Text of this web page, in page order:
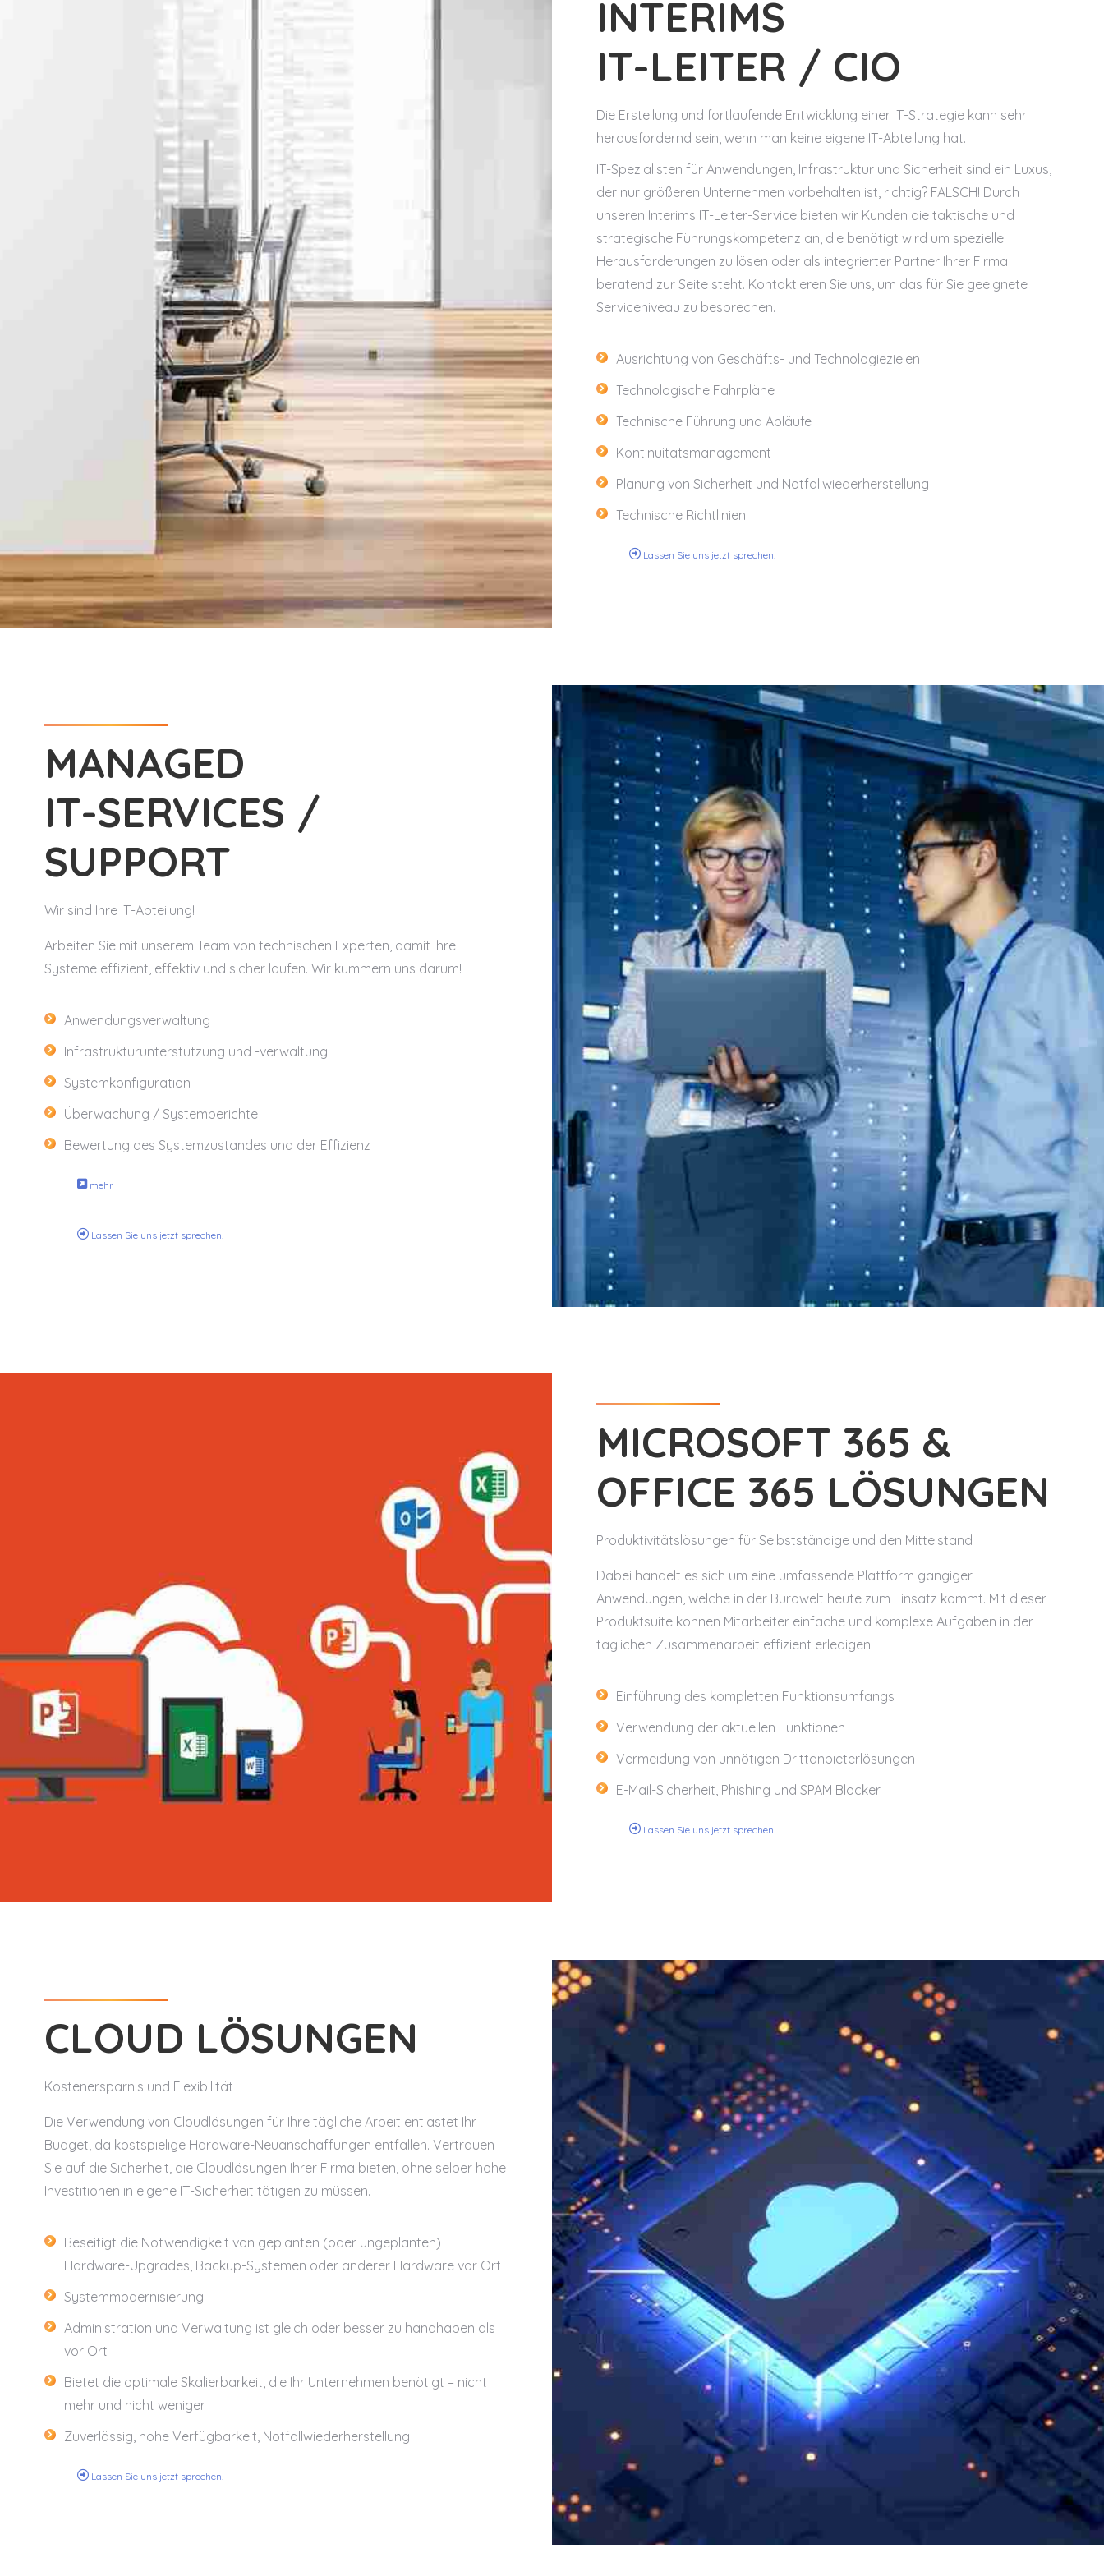
INTERIMS
IT-LEITER / CIO
Die Erstellung und fortlaufende Entwicklung einer IT-Strategie kann sehr
herausfordernd sein, wenn man keine eigene IT-Abteilung hat.
IT-Spezialisten für Anwendungen, Infrastruktur und Sicherheit sind ein Luxus,
der nur größeren Unternehmen vorbehalten ist, richtig? FALSCH! Durch
unseren Interims IT-Leiter-Service bieten wir Kunden die taktische und
strategische Führungskompetenz an, die benötigt wird um spezielle
Herausforderungen zu lösen oder als integrierter Partner Ihrer Firma
beratend zur Seite steht. Kontaktieren Sie uns, um das für Sie geeignete
Serviceniveau zu besprechen.
Ausrichtung von Geschäfts- und Technologiezielen
Technologische Fahrpläne
Technische Führung und Abläufe
Kontinuitätsmanagement
Planung von Sicherheit und Notfallwiederherstellung
Technische Richtlinien
Lassen Sie uns jetzt sprechen!
MANAGED
IT-SERVICES /
SUPPORT
Wir sind Ihre IT-Abteilung!
Arbeiten Sie mit unserem Team von technischen Experten, damit Ihre
Systeme effizient, effektiv und sicher laufen. Wir kümmern uns darum!
Anwendungsverwaltung
Infrastrukturunterstützung und -verwaltung
Systemkonfiguration
Überwachung / Systemberichte
Bewertung des Systemzustandes und der Effizienz
mehr
Lassen Sie uns jetzt sprechen!
MICROSOFT 365 &
OFFICE 365 LÖSUNGEN
Produktivitätslösungen für Selbstständige und den Mittelstand
Dabei handelt es sich um eine umfassende Plattform gängiger
Anwendungen, welche in der Bürowelt heute zum Einsatz kommt. Mit dieser
Produktsuite können Mitarbeiter einfache und komplexe Aufgaben in der
täglichen Zusammenarbeit effizient erledigen.
Einführung des kompletten Funktionsumfangs
Verwendung der aktuellen Funktionen
Vermeidung von unnötigen Drittanbieterlösungen
E-Mail-Sicherheit, Phishing und SPAM Blocker
Lassen Sie uns jetzt sprechen!
CLOUD LÖSUNGEN
Kostenersparnis und Flexibilität
Die Verwendung von Cloudlösungen für Ihre tägliche Arbeit entlastet Ihr
Budget, da kostspielige Hardware-Neuanschaffungen entfallen. Vertrauen
Sie auf die Sicherheit, die Cloudlösungen Ihrer Firma bieten, ohne selber hohe
Investitionen in eigene IT-Sicherheit tätigen zu müssen.
Beseitigt die Notwendigkeit von geplanten (oder ungeplanten)
Hardware-Upgrades, Backup-Systemen oder anderer Hardware vor Ort
Systemmodernisierung
Administration und Verwaltung ist gleich oder besser zu handhaben als
vor Ort
Bietet die optimale Skalierbarkeit, die Ihr Unternehmen benötigt – nicht
mehr und nicht weniger
Zuverlässig, hohe Verfügbarkeit, Notfallwiederherstellung
Lassen Sie uns jetzt sprechen!